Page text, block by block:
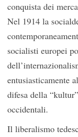
conquista dei
Nel 1914 la
socialisti europei
entusiasticamente
difesa della
occidentali.
Il liberalismo